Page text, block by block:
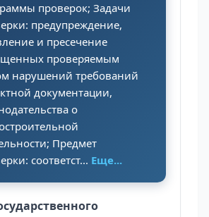
проверок; Задачи
предупреждение,
и пресечение
проверяемым
нарушений требований
документации,
о
Предмет
соответст... Еще...